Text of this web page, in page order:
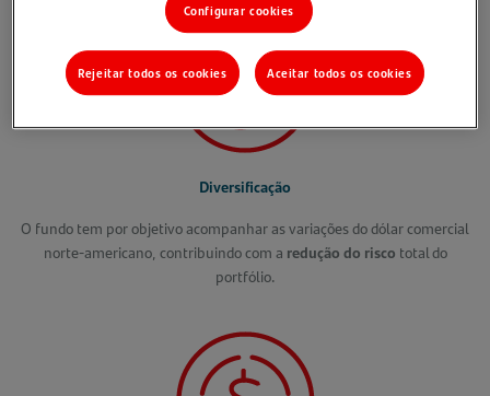
Diversificação
O fundo tem por objetivo acompanhar as variações do dólar comercial
norte-americano, contribuindo com a redução do risco total do
portfólio.
Configurar cookies
Rejeitar todos os cookies Aceitar todos os cookies